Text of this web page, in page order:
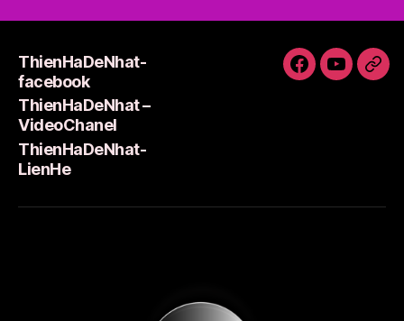
ThienHaDeNhat-
facebook
ThienHaDeNhat –
VideoChanel
ThienHaDeNhat-
LienHe